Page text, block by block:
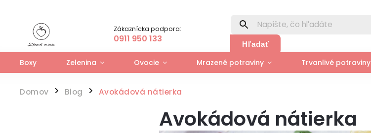
Zákaznícka podpora:
0911 950 133 Hľadať
Boxy Zelenina Ovocie Mrazené potraviny Trvanlivé potraviny
Domov / Blog / Avokádová nátierka
Avokádová nátierka